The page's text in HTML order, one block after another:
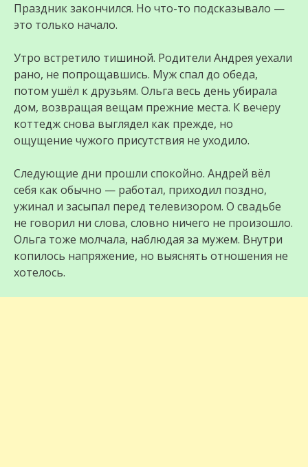
Праздник закончился. Но что-то подсказывало —
это только начало.
Утро встретило тишиной. Родители Андрея уехали
рано, не попрощавшись. Муж спал до обеда,
потом ушёл к друзьям. Ольга весь день убирала
дом, возвращая вещам прежние места. К вечеру
коттедж снова выглядел как прежде, но
ощущение чужого присутствия не уходило.
Следующие дни прошли спокойно. Андрей вёл
себя как обычно — работал, приходил поздно,
ужинал и засыпал перед телевизором. О свадьбе
не говорил ни слова, словно ничего не произошло.
Ольга тоже молчала, наблюдая за мужем. Внутри
копилось напряжение, но выяснять отношения не
хотелось.